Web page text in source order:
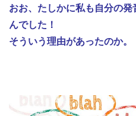
おお、たしかに私も自分の
んでした！
そういう理由があったのか。